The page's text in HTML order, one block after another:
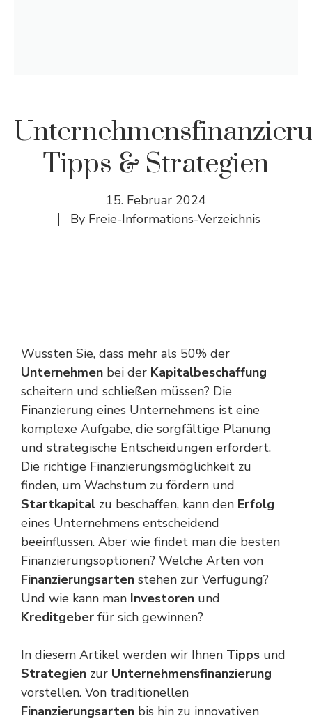
Tipps & Strategien
15. Februar 2024
By Freie-Informations-Verzeichnis
Wussten Sie, dass mehr als 50% der
Unternehmen bei der Kapitalbeschaffung
scheitern und schließen müssen? Die
Finanzierung eines Unternehmens ist eine
komplexe Aufgabe, die sorgfältige Planung
und strategische Entscheidungen erfordert.
Die richtige Finanzierungsmöglichkeit zu
finden, um Wachstum zu fördern und
Startkapital zu beschaffen, kann den Erfolg
eines Unternehmens entscheidend
beeinflussen. Aber wie findet man die besten
Finanzierungsoptionen? Welche Arten von
Finanzierungsarten stehen zur Verfügung?
Und wie kann man Investoren und
Kreditgeber für sich gewinnen?
In diesem Artikel werden wir Ihnen Tipps und
Strategien zur Unternehmensfinanzierung
vorstellen. Von traditionellen
Finanzierungsarten bis hin zu innovativen